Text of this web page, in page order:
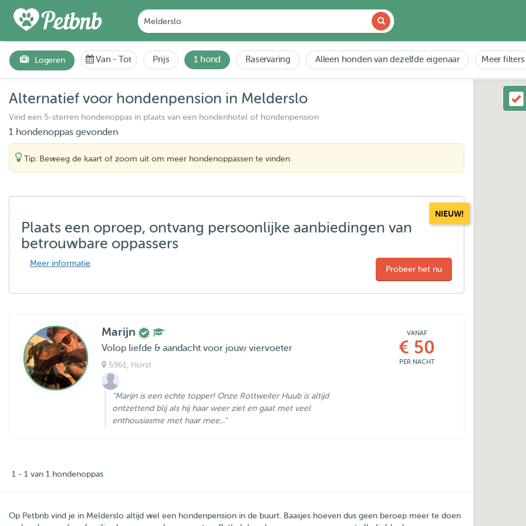
Logeren Van -Tot Prijs 1 hond Raservaring Alleen honden van dezelfde eigenaar Meer filters
Alternatief voor hondenpension in Melderslo
Vind een 5-sterren hondenoppas in plaats van een hondenhotel of hondenpension
1 hondenoppas gevonden
Tip: Beweeg de kaart of zoom uit om meer hondenoppassen te vinden.
NIEUW!
Plaats een oproep, ontvang persoonlijke aanbiedingen van
betrouwbare oppassers
Meer informatie
Probeer het nu
Marijn
Volop liefde & aandacht voor jouw viervoeter
5961 , Horst
"Marijn is een echte topper! Onze Rottweiler Huub is altijd
ontzettend blij als hij haar weer ziet en gaat met veel
enthousiasme met haar mee..."
VANAF
€ 50
PER NACHT
1 - 1 van 1 hondenoppas
Op Petbnb vind je in Melderslo altijd wel een hondenpension in de buurt. Baasjes hoeven dus geen beroep meer te doen